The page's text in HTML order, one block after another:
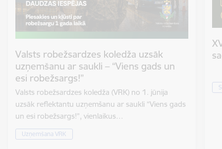
Valsts robežsardzes koledža uzsāk
uzņemšanu ar saukli – “Viens gads un
esi robežsargs!”
Valsts robežsardzes koledža (VRK) no 1. jūnija
uzsāk reflektantu uzņemšanu ar saukli “Viens gads
un esi robežsargs!”, vienlaikus…
Uzņemšana VRK